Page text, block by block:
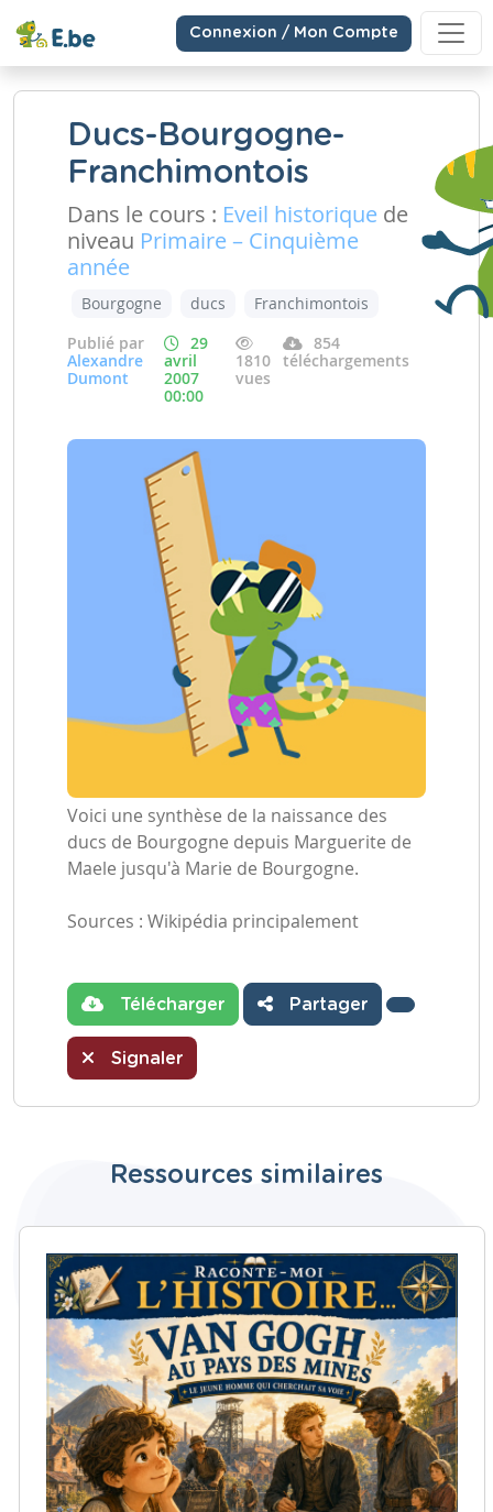
Connexion / Mon Compte
Ducs-Bourgogne-
Franchimontois
Dans le cours : Eveil historique de
niveau Primaire – Cinquième
année
Bourgogne ducs
Franchimontois
Publié par
Alexandre
Dumont
29
avril
2007
00:00
1810
vues
854
téléchargements
Voici une synthèse de la naissance des
ducs de Bourgogne depuis Marguerite de
Maele jusqu'à Marie de Bourgogne.
Sources : Wikipédia principalement
Télécharger Partager
Signaler
Ressources similaires